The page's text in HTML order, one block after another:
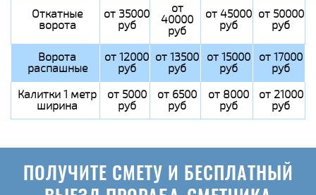
Откатные
ворота
от 35000
руб
от
40000
руб
от 45000
руб
от 50000
руб
Ворота
распашные
от 12000
руб
от 13500
руб
от 15000
руб
от 17000
руб
Калитки 1 метр
ширина
от 5000
руб
от 6500
руб
от 8000
руб
от 21000
руб
ПОЛУЧИТЕ СМЕТУ И БЕСПЛАТНЫЙ